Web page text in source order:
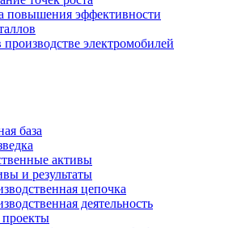
повышения эффективности
электромобилей
база
активы
и результаты
цепочка
деятельность